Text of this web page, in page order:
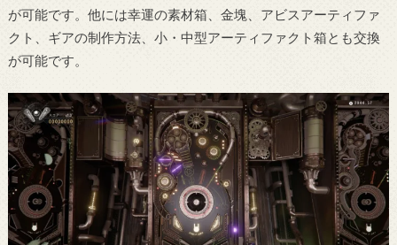
が可能です。他には幸運の素材箱、金塊、アビスアーティファ
クト、ギアの制作方法、小・中型アーティファクト箱とも交換
が可能です。